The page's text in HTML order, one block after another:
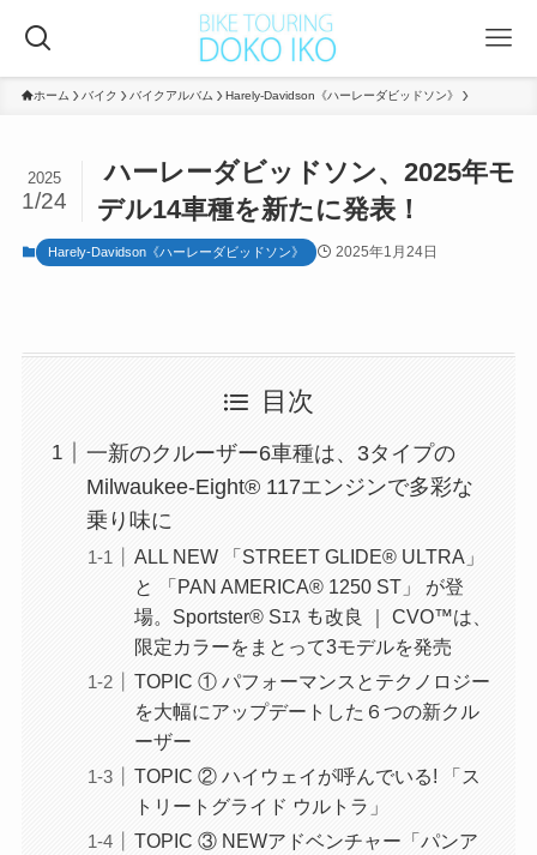
ホーム バイク バイクアルバム Harely-Davidson《ハーレーダビッドソン》
ハーレーダビッドソン、2025年モ
デル14車種を新たに発表！
2025
1/24
Harely-Davidson《ハーレーダビッドソン》 2025年1月24日
目次
一新のクルーザー6車種は、3タイプの
Milwaukee-Eight® 117エンジンで多彩な
乗り味に
ALL NEW 「STREET GLIDE® ULTRA」
と 「PAN AMERICA® 1250 ST」 が登
場。Sportster® Sｴｽ も改良 ｜ CVO™は、
限定カラーをまとって3モデルを発売
TOPIC ① パフォーマンスとテクノロジー
を大幅にアップデートした６つの新クル
ーザー
TOPIC ② ハイウェイが呼んでいる! 「ス
トリートグライド ウルトラ」
TOPIC ③ NEWアドベンチャー「パンア